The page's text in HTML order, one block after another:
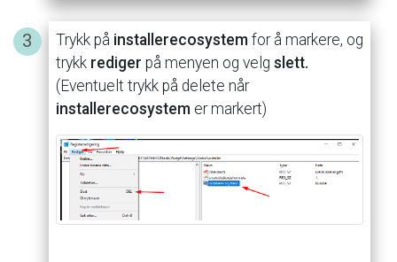
Trykk på installerecosystem for å markere, og
trykk rediger på menyen og velg slett.
(Eventuelt trykk på delete når
installerecosystem er markert)